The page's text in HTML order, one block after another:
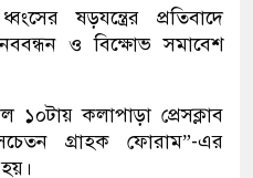
ষড়যন্ত্রের প্রতিবাদে
ও বিক্ষোভ সমাবেশ
কলাপাড়া প্রেসক্লাব
গ্রাহক ফোরাম”-এর